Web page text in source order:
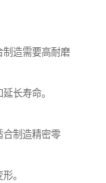
造需要高耐磨
长寿命。
制造精密零
。